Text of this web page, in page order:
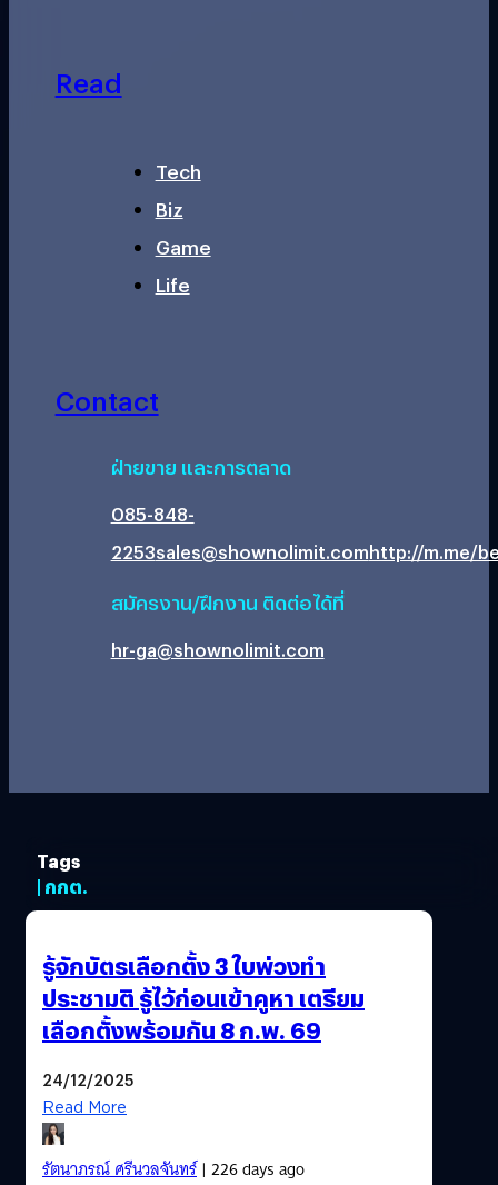
Read
Tech
Biz
Game
Life
Contact
ฝ่ายขาย และการตลาด
085-848-
2253sales@shownolimit.comhttp://m.me/
สมัครงาน/ฝึกงาน ติดต่อได้ที่
hr-ga@shownolimit.com
Tags
| กกต.
รู้จักบัตรเลือกตั้ง 3 ใบพ่วงทำ
ประชามติ รู้ไว้ก่อนเข้าคูหา เตรียม
เลือกตั้งพร้อมกัน 8 ก.พ. 69
24/12/2025
Read More
รัตนาภรณ์ ศรีนวลจันทร์| 226 days ago